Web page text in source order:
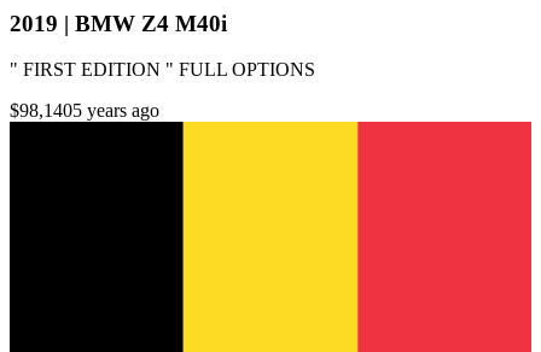
2019 | BMW Z4 M40i
" FIRST EDITION " FULL OPTIONS
$98,1405 years ago